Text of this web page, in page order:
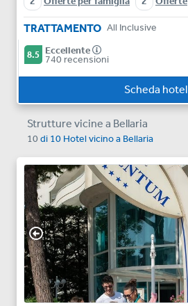
TRATTAMENTO All Inclusive
8.5 Eccellente
740 recensioni
Scheda hotel
Strutture vicine a Bellaria
10 di 10 Hotel vicino a Bellaria